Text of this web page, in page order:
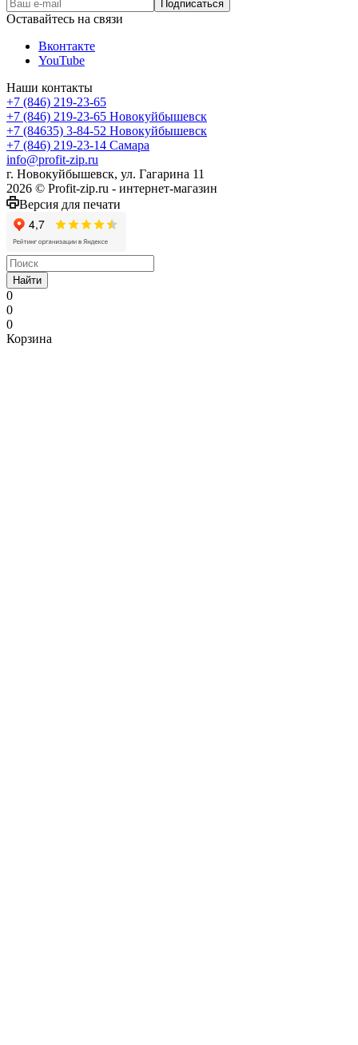
Оставайтесь на связи
Вконтакте
YouTube
Наши контакты
+7 (846) 219-23-65
+7 (846) 219-23-65 Новокуйбышевск
+7 (84635) 3-84-52 Новокуйбышевск
+7 (846) 219-23-14 Самара
info@profit-zip.ru
г. Новокуйбышевск, ул. Гагарина 11
2026 © Profit-zip.ru - интернет-магазин
Версия для печати
Найти
0
0
0
Корзина